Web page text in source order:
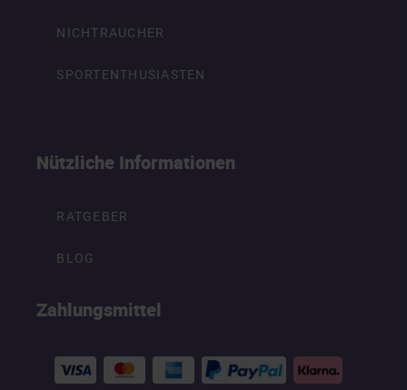
NICHTRAUCHER
SPORTENTHUSIASTEN
Nützliche Informationen
RATGEBER
BLOG
Zahlungsmittel